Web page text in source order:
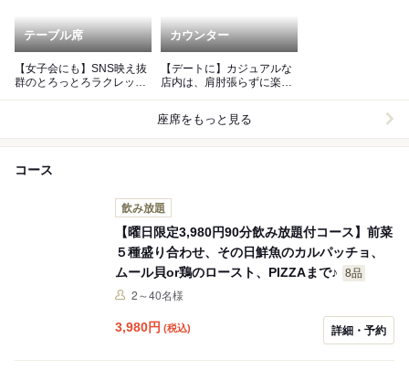
テーブル席
【女子会にも】SNS映え抜
群のとろっとろラクレット
カウンター
【デートに】カジュアルな
店内は、肩肘張らずに楽し
座席をもっと見る
コース
飲み放題
【曜日限定3,980円90分飲み放題付コース】前菜
５種盛り合わせ、その日鮮魚のカルパッチョ、
ムール貝or鶏のロースト、PIZZAまで♪
8品
2～40名様
3,980円 (税込) 詳細・予約